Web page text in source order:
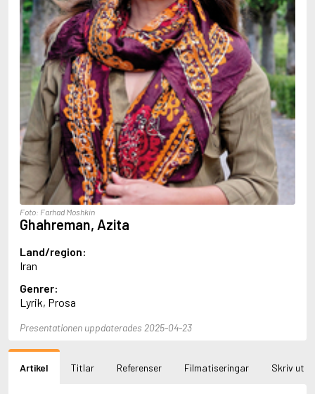
Abrahams, Peter (f. 1919)
Abrahams, Peter (f. 1947)
Abrahamson, Emmy
Abse, Dannie
Abu-Jaber, Diana
Abulhawa, Susan
Aburas, Lone
Achebe, Chinua
Achmatova, Anna
Aciman, André
Ackebo, Lena
Acker, Kathy
Ackroyd, Peter
Adam de la Halle
Adamov, Arthur
Adams, Douglas
Adams, Herbert
Adams, Jane
Adams, Richard
Adbåge, Emma
Adbåge, Lisen
Adelborg, Ottilia
Adiga, Aravind
Adnan, Etel
Foto: Farhad Moshkin
Ghahreman, Azita
Land/region:
Iran
Genrer:
Lyrik, Prosa
Presentationen uppdaterades 2025-04-23
Artikel Titlar Referenser Filmatiseringar Skriv ut